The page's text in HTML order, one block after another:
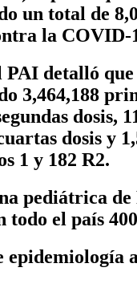
un total de
la COVID-
PAI detalló que
3,464,188
dosis,
dosis y
1 y 182 R2.
pediátrica de
todo el país
epidemiología